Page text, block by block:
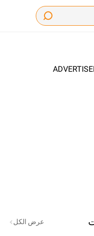
عرض الكل